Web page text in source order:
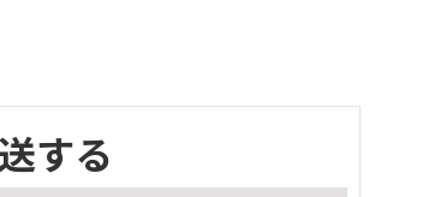
する